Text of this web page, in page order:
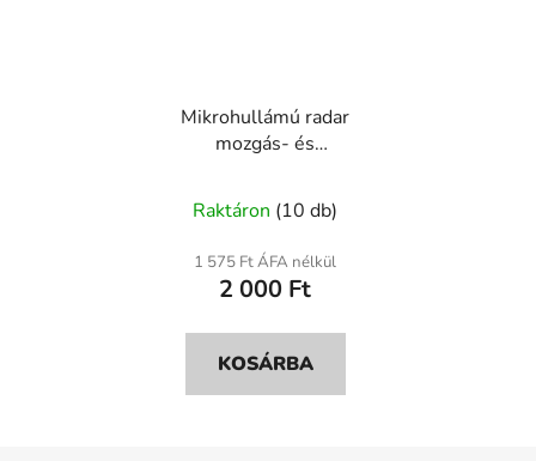
Mikrohullámú radar
mozgás- és
(CDM324, 24GHz)
Raktáron (10 db)
1 575 Ft ÁFA nélkül
2 000 Ft
KOSÁRBA